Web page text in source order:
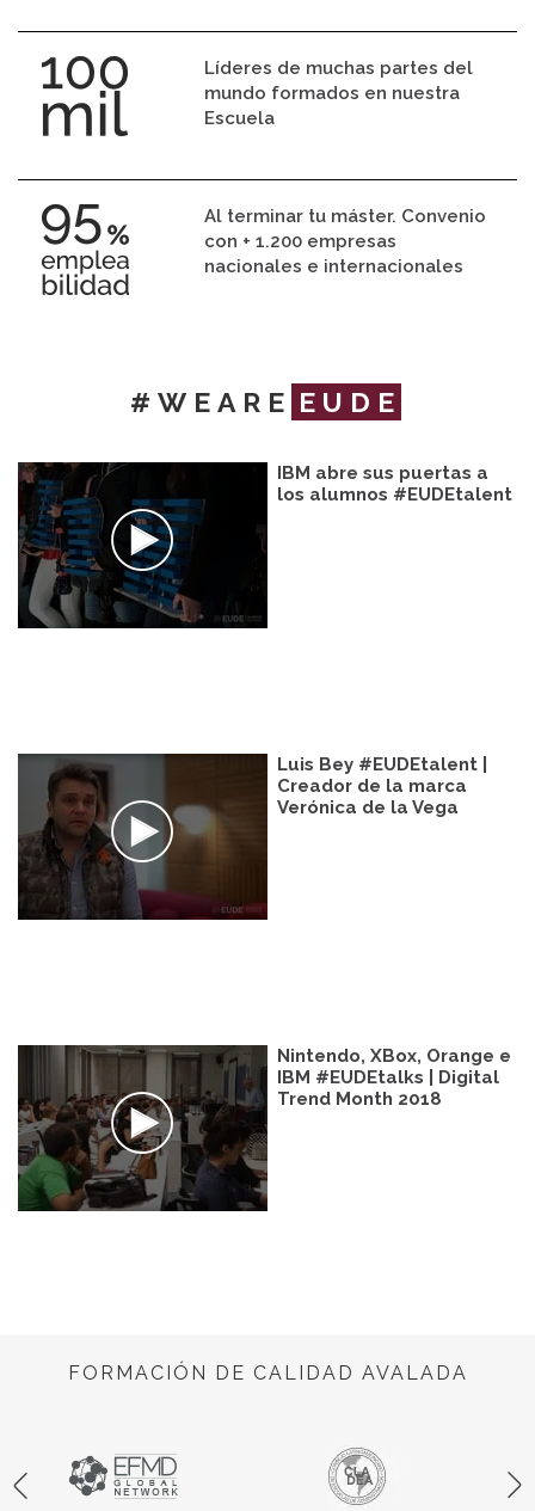
Líderes de muchas partes del
mundo formados en nuestra
Escuela
Al terminar tu máster. Convenio
con + 1.200 empresas
nacionales e internacionales
#WEARE EUDE
IBM abre sus puertas a
los alumnos #EUDEtalent
Luis Bey #EUDEtalent |
Creador de la marca
Verónica de la Vega
Nintendo, XBox, Orange e
IBM #EUDEtalks | Digital
Trend Month 2018
FORMACIÓN DE CALIDAD AVALADA